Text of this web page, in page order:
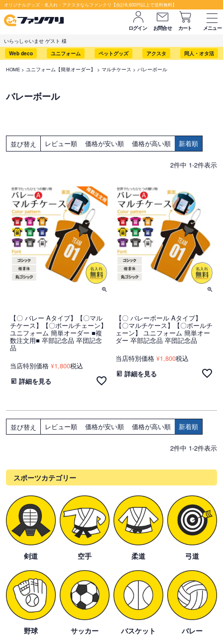
オリジナルグッズ・名入れ・アクスタならファンクリ【合計6,600円以上で送料無料】
ログイン お問合せ カート
メニュー
いらっしゃいませ ゲスト 様
Web deco
ユニフォーム ペットグッズ アクスタ 同人・オタ活
HOME ユニフォーム【簡単オーダー】 マルチケース バレーボール
バレーボール
並び替え レビュー順 価格が安い順 価格が高い順 新着順
2件中 1-2件表示
【〇 バレー Aタイプ】【〇マル
チケース】【〇ボールチェーン】
ユニフォーム 簡単オーダー ■複
数注文用■ 卒部記念品 卒団記念
品
当店特別価格 ¥1,800税込
詳細を見る
【〇 バレーボール Aタイプ】
【〇マルチケース】【〇ボールチ
ェーン】 ユニフォーム 簡単オー
ダー 卒部記念品 卒団記念品
当店特別価格 ¥1,800税込
詳細を見る
並び替え レビュー順 価格が安い順 価格が高い順 新着順
2件中 1-2件表示
スポーツカテゴリー
剣道 空手 柔道 弓道
野球 サッカー
バスケット
バレー